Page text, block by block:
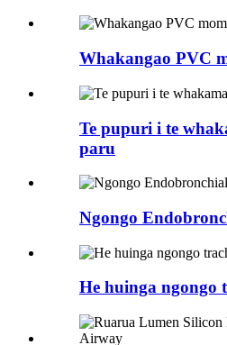
Whakangao PVC
Te pupuri i te
paru
Ngongo
He huinga ngongo